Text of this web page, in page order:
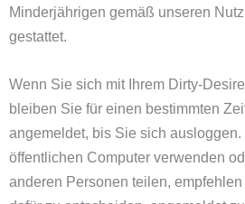
Minderjährigen gemäß unseren
gestattet.
Wenn Sie sich mit Ihrem Dirty-
bleiben Sie für einen bestimmten
angemeldet, bis Sie sich
öffentlichen Computer verwenden
anderen Personen teilen,